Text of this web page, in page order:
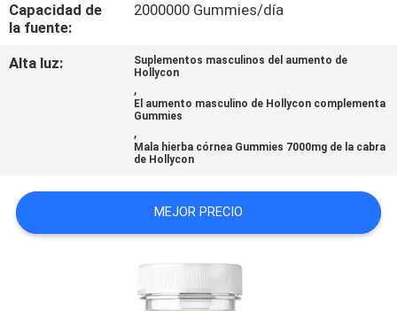
TODOS
LOS
COTIZACIÓN
Capacidad de
la fuente:
2000000 Gummies/día
Alta luz:
Suplementos masculinos del aumento de
Hollycon
,
El aumento masculino de Hollycon complementa
Gummies
,
Mala hierba córnea Gummies 7000mg de la cabra
de Hollycon
MEJOR PRECIO